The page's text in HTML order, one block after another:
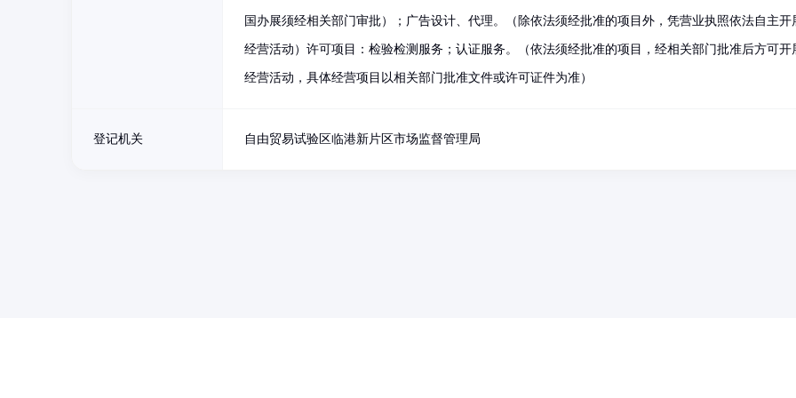
国办展须经相关部门审批）；广告设计、代理。（除依法须经批准的项目外，凭营业执照依法自主开
经营活动）许可项目：检验检测服务；认证服务。（依法须经批准的项目，经相关部门批准后方可开
经营活动，具体经营项目以相关部门批准文件或许可证件为准）
登记机关 自由贸易试验区临港新片区市场监督管理局